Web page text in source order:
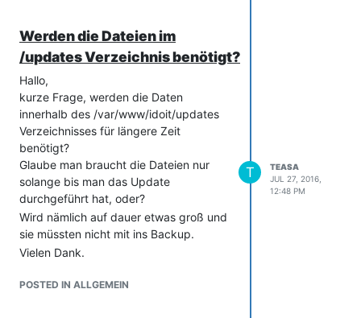
Werden die Dateien im
/updates Verzeichnis benötigt?
Hallo,
kurze Frage, werden die Daten
innerhalb des /var/www/idoit/updates
Verzeichnisses für längere Zeit
benötigt?
Glaube man braucht die Dateien nur
solange bis man das Update
durchgeführt hat, oder?
Wird nämlich auf dauer etwas groß und
sie müssten nicht mit ins Backup.
Vielen Dank.
POSTED IN ALLGEMEIN
T
TEASA
JUL 27, 2016,
12:48 PM